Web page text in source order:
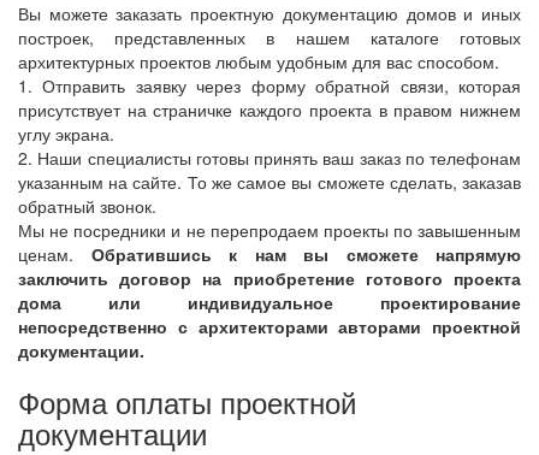
Вы можете заказать проектную документацию домов и иных
построек, представленных в нашем каталоге готовых
архитектурных проектов любым удобным для вас способом.
1. Отправить заявку через форму обратной связи, которая
присутствует на страничке каждого проекта в правом нижнем
углу экрана.
2. Наши специалисты готовы принять ваш заказ по телефонам
указанным на сайте. То же самое вы сможете сделать, заказав
обратный звонок.
Мы не посредники и не перепродаем проекты по завышенным
ценам. Обратившись к нам вы сможете напрямую
заключить договор на приобретение готового проекта
дома или индивидуальное проектирование
непосредственно с архитекторами авторами проектной
документации.
Форма оплаты проектной
документации